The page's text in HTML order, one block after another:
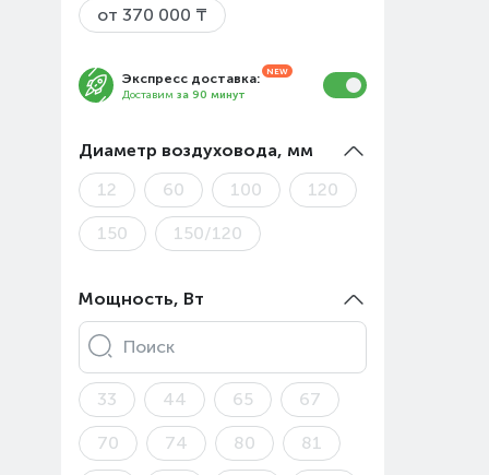
от 370 000 ₸
Экспресс доставка:
Доставим за 90 минут
Диаметр воздуховода, мм
12
60 100 120
150 150/120
Мощность, Вт
Поиск
33 44 65 67
70 74 80 81